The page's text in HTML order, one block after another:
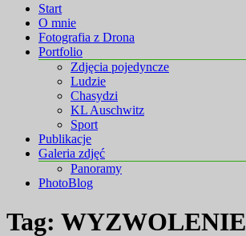
Start
O mnie
Fotografia z Drona
Portfolio
Zdjęcia pojedyncze
Ludzie
Chasydzi
KL Auschwitz
Sport
Publikacje
Galeria zdjęć
Panoramy
PhotoBlog
Tag: WYZWOLENIE